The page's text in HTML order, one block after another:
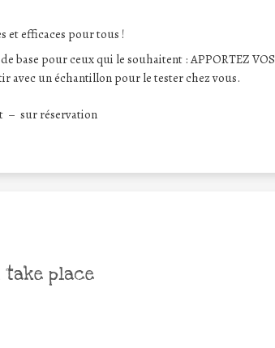
et efficaces pour tous !
base pour ceux qui le souhaitent : APPORTEZ VOS
avec un échantillon pour le tester chez vous.
– sur réservation
take place